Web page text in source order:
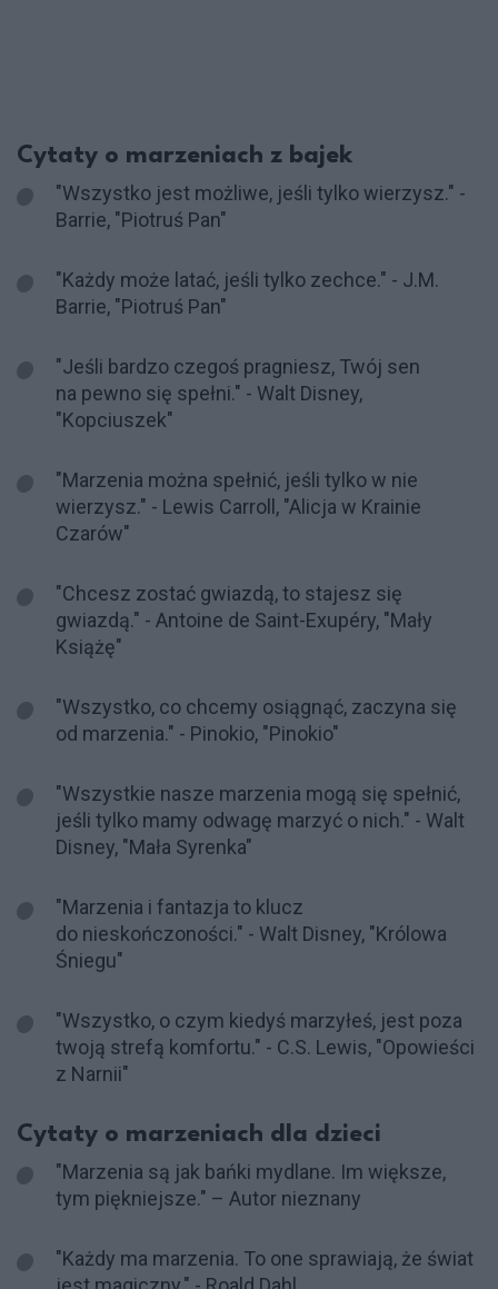
Cytaty o marzeniach z bajek
"Wszystko jest możliwe, jeśli tylko wierzysz." -
Barrie, "Piotruś Pan"
"Każdy może latać, jeśli tylko zechce." - J.M.
Barrie, "Piotruś Pan"
"Jeśli bardzo czegoś pragniesz, Twój sen
na pewno się spełni." - Walt Disney,
"Kopciuszek"
"Marzenia można spełnić, jeśli tylko w nie
wierzysz." - Lewis Carroll, "Alicja w Krainie
Czarów"
"Chcesz zostać gwiazdą, to stajesz się
gwiazdą." - Antoine de Saint-Exupéry, "Mały
Książę"
"Wszystko, co chcemy osiągnąć, zaczyna się
od marzenia." - Pinokio, "Pinokio"
"Wszystkie nasze marzenia mogą się spełnić,
jeśli tylko mamy odwagę marzyć o nich." - Walt
Disney, "Mała Syrenka"
"Marzenia i fantazja to klucz
do nieskończoności." - Walt Disney, "Królowa
Śniegu"
"Wszystko, o czym kiedyś marzyłeś, jest poza
twoją strefą komfortu." - C.S. Lewis, "Opowieści
z Narnii"
Cytaty o marzeniach dla dzieci
"Marzenia są jak bańki mydlane. Im większe,
tym piękniejsze." – Autor nieznany
"Każdy ma marzenia. To one sprawiają, że świat